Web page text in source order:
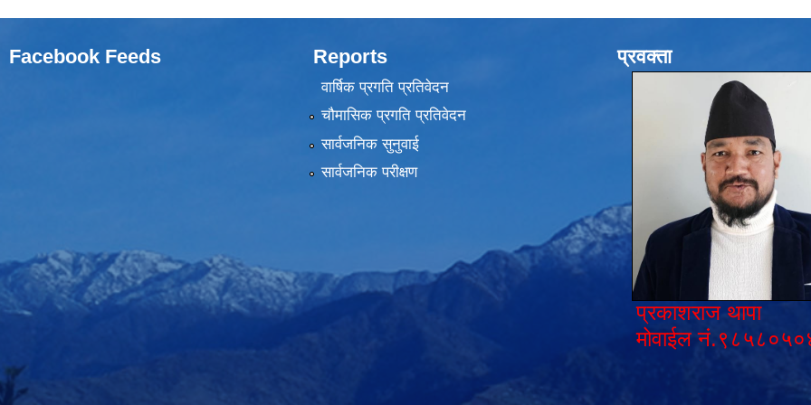
Facebook Feeds Reports
वार्षिक प्रगति प्रतिवेदन
चौमासिक प्रगति प्रतिवेदन
सार्वजनिक सुनुवाई
सार्वजनिक परीक्षण
प्रवक्ता
प्रकाशराज थापा
मोवाईल